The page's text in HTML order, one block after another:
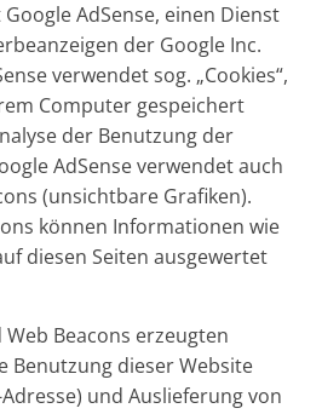
AdSense, einen Dienst
der Google Inc.
verwendet sog. „Cookies“,
Computer gespeichert
der Benutzung der
AdSense verwendet auch
(unsichtbare Grafiken).
können Informationen wie
diesen Seiten ausgewertet
Beacons erzeugten
Benutzung dieser Website
und Auslieferung von